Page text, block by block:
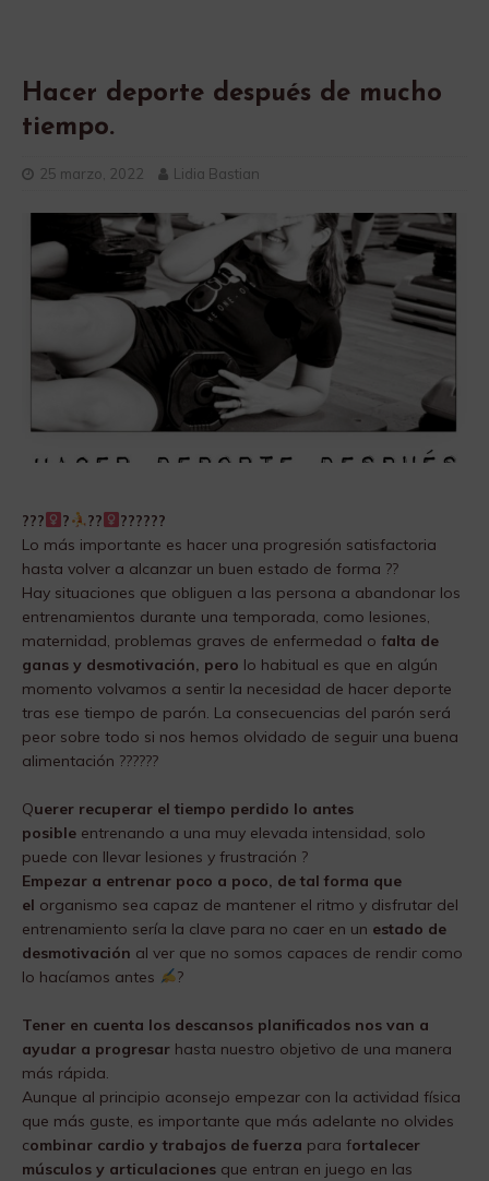
Hacer deporte después de mucho
tiempo.
25 marzo, 2022 Lidia Bastian
???‍ ? ??‍
??????
Lo más importante es hacer una progresión satisfactoria
hasta volver a alcanzar un buen estado de forma ??
Hay situaciones que obliguen a las persona a abandonar los
entrenamientos durante una temporada, como lesiones,
maternidad, problemas graves de enfermedad o falta de
ganas y desmotivación, pero lo habitual es que en algún
momento volvamos a sentir la necesidad de hacer deporte
tras ese tiempo de parón. La consecuencias del parón será
peor sobre todo si nos hemos olvidado de seguir una buena
alimentación ??????
Querer recuperar el tiempo perdido lo antes
posible entrenando a una muy elevada intensidad, solo
puede con llevar lesiones y frustración ?
Empezar a entrenar poco a poco, de tal forma que
el organismo sea capaz de mantener el ritmo y disfrutar del
entrenamiento sería la clave para no caer en un estado de
desmotivación al ver que no somos capaces de rendir como
lo hacíamos antes
?
Tener en cuenta los descansos planificados nos van a
ayudar a progresar hasta nuestro objetivo de una manera
más rápida.
Aunque al principio aconsejo empezar con la actividad física
que más guste, es importante que más adelante no olvides
combinar cardio y trabajos de fuerza para fortalecer
músculos y articulaciones que entran en juego en las